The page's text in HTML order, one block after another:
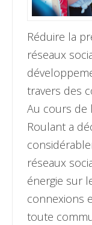
Réduire la
réseaux
travers des
Au cours de
Roulant a
réseaux
énergie sur
connexions
toute